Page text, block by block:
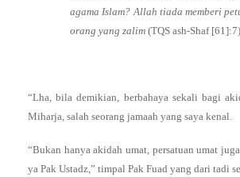
agama Islam? Allah tiada memberi
orang yang zalim (TQS ash-Shaf
“Lha, bila demikian, berbahaya sekali bagi
Miharja, salah seorang jamaah yang saya kenal.
“Bukan hanya akidah umat, persatuan umat
ya Pak Ustadz,” timpal Pak Fuad yang dari tadi